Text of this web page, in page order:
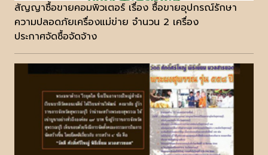
สัญญาซื้อขายคอมพิวเตอร์ เรื่อง ซื้อขายอุปกรณ์รักษา
ความปลอดภัยเครื่องแม่ข่าย จำนวน 2 เครื่อง
ประกาศจัดซื้อจัดจ้าง